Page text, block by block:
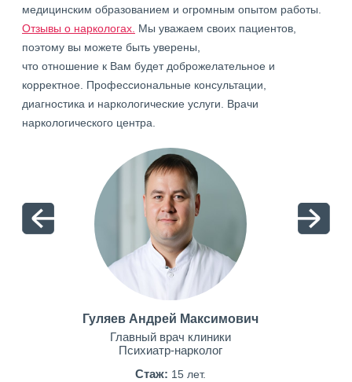
медицинским образованием и огромным опытом работы.
Отзывы о наркологах. Мы уважаем своих пациентов,
поэтому вы можете быть уверены,
что отношение к Вам будет доброжелательное и
корректное. Профессиональные консультации,
диагностика и наркологические услуги. Врачи
наркологического центра.
Гуляев Андрей Максимович
Главный врач клиники
Психиатр-нарколог
Стаж: 15 лет.